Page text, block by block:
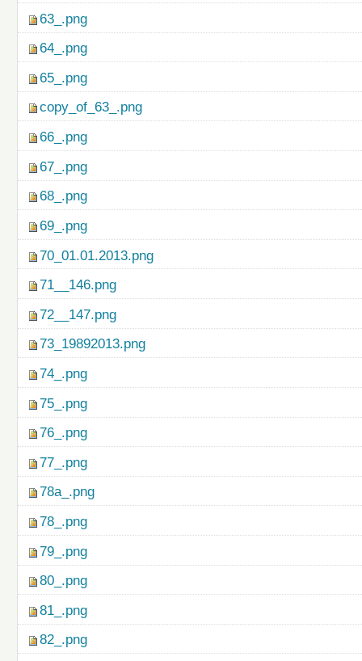
63_.png
64_.png
65_.png
copy_of_63_.png
66_.png
67_.png
68_.png
69_.png
70_01.01.2013.png
71__146.png
72__147.png
73_19892013.png
74_.png
75_.png
76_.png
77_.png
78a_.png
78_.png
79_.png
80_.png
81_.png
82_.png